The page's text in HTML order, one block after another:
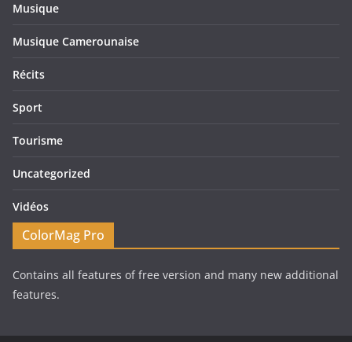
Musique
Musique Camerounaise
Récits
Sport
Tourisme
Uncategorized
Vidéos
ColorMag Pro
Contains all features of free version and many new additional
features.